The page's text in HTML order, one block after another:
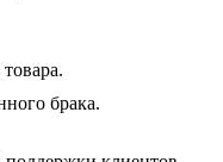
брака.